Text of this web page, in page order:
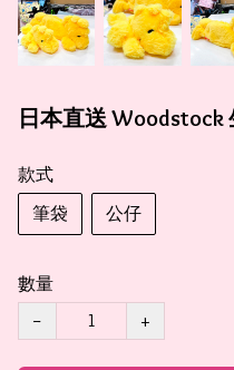
日本直送 Woodstock
款式
筆袋
公仔
數量
−
+